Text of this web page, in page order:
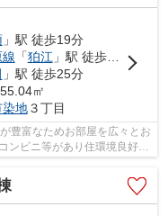
」駅 徒歩19分
「狛江 」駅 徒歩24分
」駅 徒歩25分
㎡
染地３丁目
豊富なためお部屋を広々とお
ンビニ等があり住環境良好！